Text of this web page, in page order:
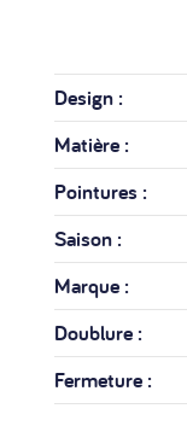
Design :
Matière :
Pointures :
Saison :
Marque :
Doublure :
Fermeture :